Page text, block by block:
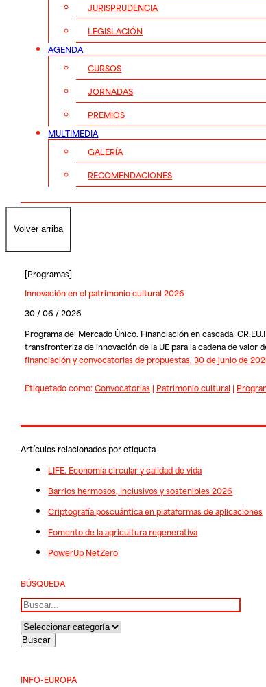
JURISPRUDENCIA
LEGISLACIÓN
AGENDA
CURSOS
JORNADAS
PREMIOS
MULTIMEDIA
GALERÍA
RECOMENDACIONES
Volver arriba
[Programas]
Innovación en el patrimonio cultural 2026
30 / 06 / 2026
Programa del Mercado Único. Financiación en cascada.
transfronteriza de innovación de la UE para la cadena de valor
financiación y convocatorias de propuestas, 30 de junio de
Etiquetado como:Convocatorias| Patrimonio cultural |
Artículos relacionados por etiqueta
LIFE. Economía circular y calidad de vida
Barrios hermosos, inclusivos y sostenibles 2026
Criptografía poscuántica en plataformas de aplicaciones
Fomento de la agricultura regenerativa
PowerUp NetZero
BÚSQUEDA
Buscar
INFO-EUROPA